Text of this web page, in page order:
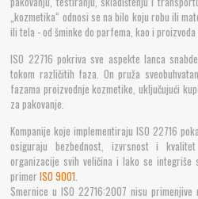
Izraz „kozmetika“ odnosi se na bilo koju
čišćenju lica ili tela - od šminke do parfema,
ISO 22716 pokriva sve aspekte lanca
tokom različitih faza. On pruža
fazama proizvodnje kozmetike,
materijala za pakovanje.
Kompanije koje implementiraju ISO 22716
i osiguraju bezbednost, izvrsnost i kvalitet
organizacije svih veličina i lako se integriše
primerISO 9001.
„kozmetika“ odnosi se na bilo koju robu ili
ili tela - od šminke do parfema, kao i
ISO 22716 pokriva sve aspekte lanca
tokom različitih faza. On pruža
fazama proizvodnje kozmetike, uključujući
za pakovanje.
Kompanije koje implementiraju ISO 22716
osiguraju bezbednost, izvrsnost i
organizacije svih veličina i lako se
primerISO 9001.
Smernice u ISO 22716:2007 nisu